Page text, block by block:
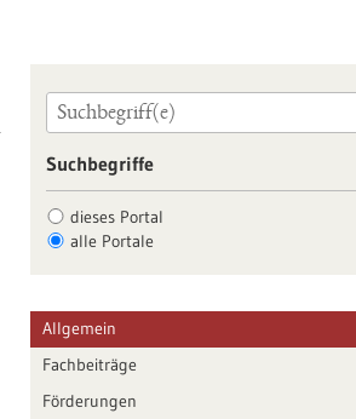
Suchbegriffe
dieses Portal
alle Portale
Allgemein
Fachbeiträge
Förderungen